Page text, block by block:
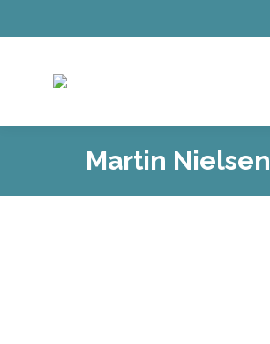
Martin Nielsen